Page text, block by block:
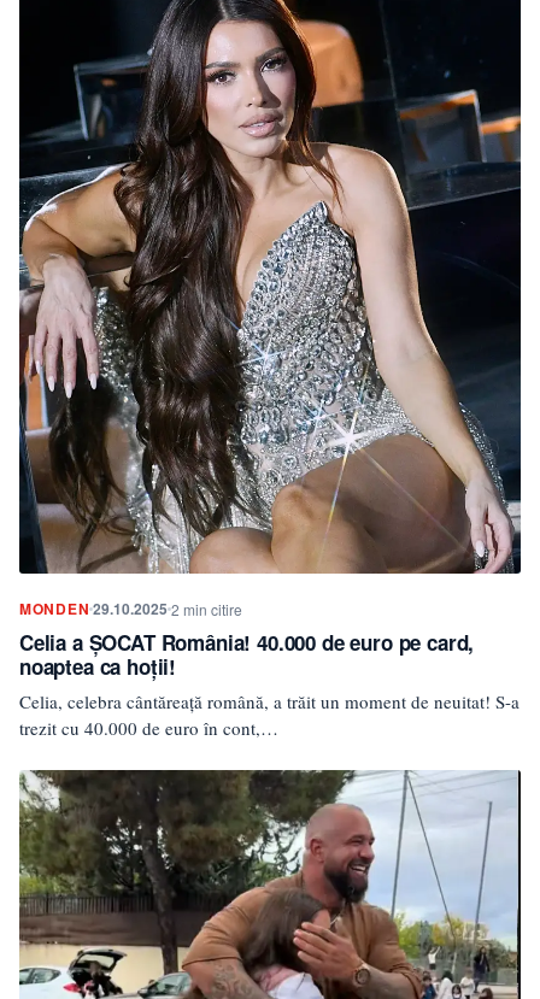
MONDEN29.10.20252 min citire
Celia a ȘOCAT România! 40.000 de euro pe card,
noaptea ca hoții!
Celia, celebra cântăreață română, a trăit un moment de neuitat! S-a
trezit cu 40.000 de euro în cont,…